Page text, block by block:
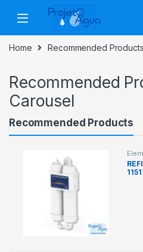
Skip to navigation
Skip to content
Home Recommended
Recommended
Carousel
Recommended Products
1151